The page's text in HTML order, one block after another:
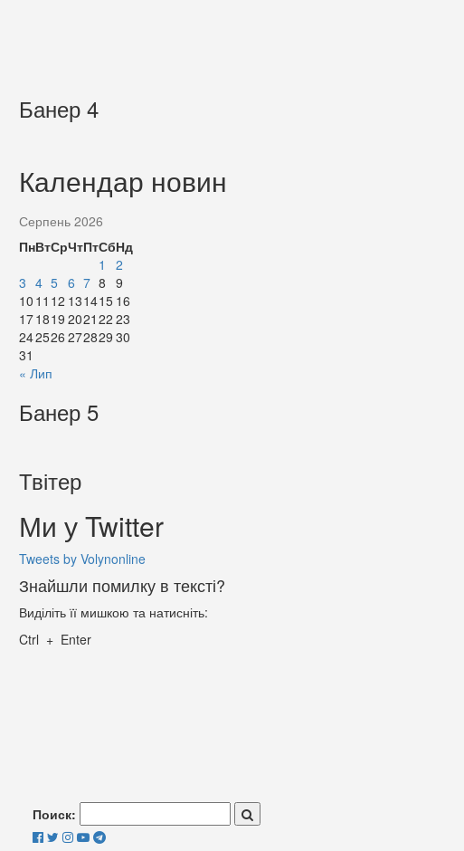
Банер 4
Календар новин
Серпень 2026
ПнВтСрЧтПтСбНд
1
2
3 4 5 6 7 8 9
10 11 12 131415 16
171819 2021 22 23
242526 272829 30
31
« Лип
Банер 5
Твітер
Ми у Twitter
Tweets by Volynonline
Знайшли помилку в тексті?
Виділіть її мишкою та натисніть:
Ctrl + Enter
Поиск: